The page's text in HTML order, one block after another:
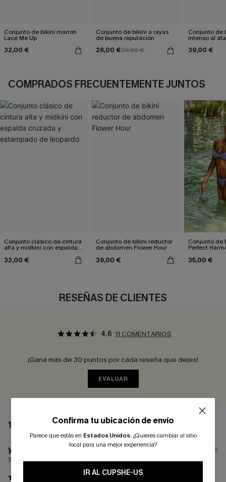
Conjunto de bikini marrón
Lace Me Up
32,00 €
Conjunto de bikini a rayas
de buena reputación
26,00 €29,00 €
Conjunto de
intenso al
39,00 €
COMPRADOS FRECUENTEMENTE JUNTOS
Conjunto clásico de cintura
alta y midkini con espalda
leopardo
32,00 €
Conjunto de bikini reductor
de abdomen Flower Hour
39,00 €
Conjunto de
Perfect
35,00 €
RESEÑAS DE CLIENTES
4.6 11 COMENTARIOS
¡Gana más de 30 puntos por cada reseña que dejes!
EVALUAR
11 COMENTARIOS
y****
16/06/2026
Tamaño comprado:S
Confirma tu ubicación de envío
Parece que estás en Estados Unidos. ¿Quieres cambiar al sitio
local para una mejor experiencia?
IR AL CUPSHE-US